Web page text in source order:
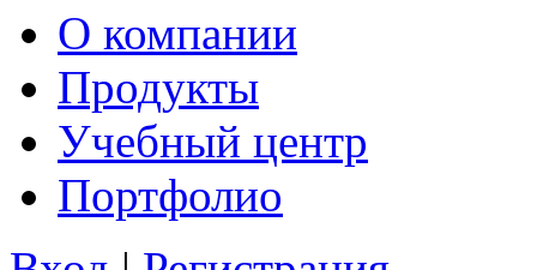
О компании
Продукты
Учебный центр
Портфолио